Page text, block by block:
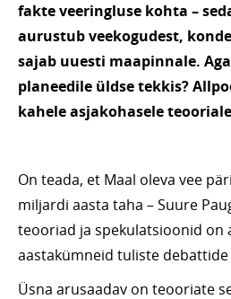
fakte veeringluse kohta –
aurustub veekogudest,
sajab uuesti maapinnale.
planeedile üldse tekkis?
kahele asjakohasele
On teada, et Maal oleva vee
miljardi aasta taha – Suure
teooriad ja spekulatsioonid on
aastakümneid tuliste debattide
Üsna arusaadav on teooriate